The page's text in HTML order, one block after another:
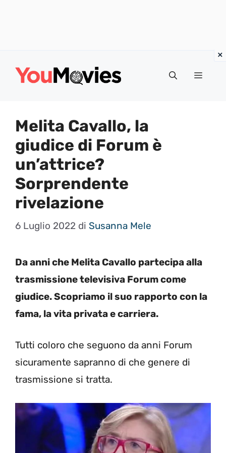
Menu
Melita Cavallo, la
giudice di Forum è
un’attrice?
Sorprendente
rivelazione
6 Luglio 2022 di Susanna Mele
Da anni che Melita Cavallo partecipa alla
trasmissione televisiva Forum come
giudice. Scopriamo il suo rapporto con la
fama, la vita privata e carriera.
Tutti coloro che seguono da anni Forum
sicuramente sapranno di che genere di
trasmissione si tratta.